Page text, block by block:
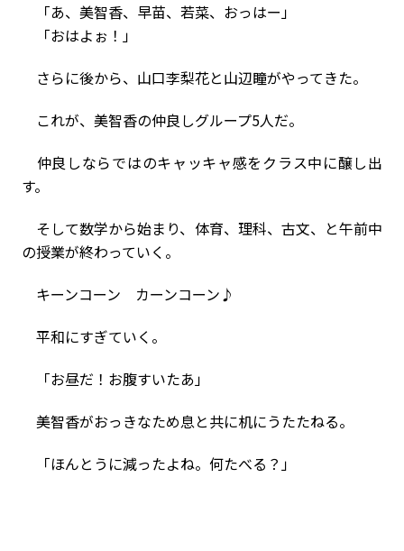
「あ、美智香、早苗、若菜、おっはー」
「おはよぉ！」
さらに後から、山口李梨花と山辺瞳がやってきた。
これが、美智香の仲良しグループ5人だ。
仲良しならではのキャッキャ感をクラス中に醸し出
す。
そして数学から始まり、体育、理科、古文、と午前中
の授業が終わっていく。
キーンコーン カーンコーン♪
平和にすぎていく。
「お昼だ！お腹すいたあ」
美智香がおっきなため息と共に机にうたたねる。
「ほんとうに減ったよね。何たべる？」